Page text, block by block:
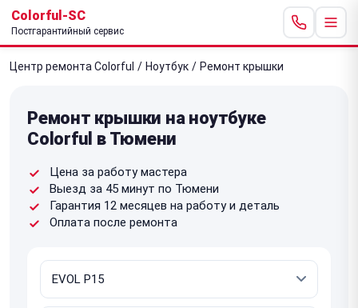
Colorful-SC
Постгарантийный сервис
Центр ремонта Colorful / Ноутбук / Ремонт крышки
Ремонт крышки на ноутбуке
Colorful в Тюмени
Цена за работу мастера
Выезд за 45 минут по Тюмени
Гарантия 12 месяцев на работу и деталь
Оплата после ремонта